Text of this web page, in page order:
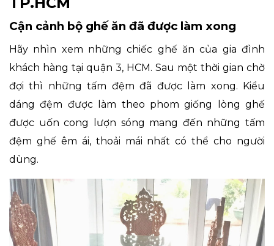
Cận cảnh bộ ghế ăn đã được làm xong
Hãy nhìn xem những chiếc ghế ăn của gia đình
khách hàng tại quận 3, HCM. Sau một thời gian chờ
đợi thì những tấm đệm đã được làm xong. Kiểu
dáng đệm được làm theo phom giống lòng ghế
được uốn cong lượn sóng mang đến những tấm
đệm ghế êm ái, thoải mái nhất có thể cho người
dùng.